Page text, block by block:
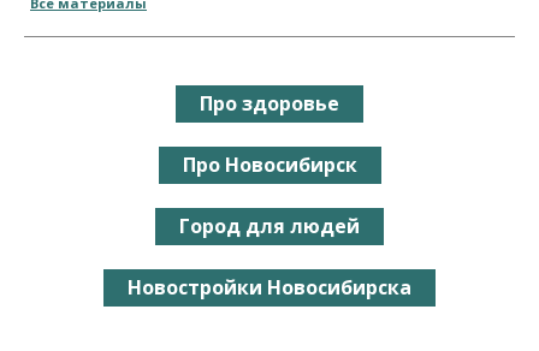
Про здоровье
Про Новосибирск
Город для людей
Новостройки Новосибирска